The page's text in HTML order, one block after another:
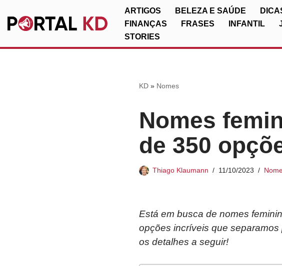
Pular
ARTIGOS BELEZA E SAÚDE
FINANÇAS
FRASES INFANTIL
STORIES
KD» Nomes
Nomes
de 350
Thiago Klaumann 11/10/2023
Está em busca de nomes
opções incríveis que
os detalhes a seguir!